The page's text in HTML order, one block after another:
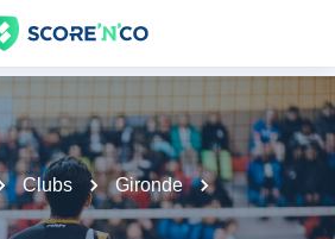
Clubs
Gironde